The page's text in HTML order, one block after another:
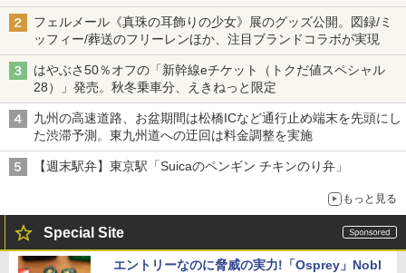
フェルメール《真珠の耳飾りの少女》展のグッズ公開。図録/ミ
ッフィー/葬送のフリーレンほか、注目ブランドコラボが実現
はやぶさ50％オフの「新幹線eチケット（トクだ値スペシャル
28）」発売。秋冬乗車分、えきねっと限定
九州の高速道路、お盆期間は松橋ICなど通行止め端末を先頭にし
た渋滞予測。東九州道への迂回は料金調整を実施
【週末駅弁】東京駅「Suicaのペンギン チキンのり弁」
もっと見る
Special Site
エントリーなのに脅威の実力!「Osprey」Nobl